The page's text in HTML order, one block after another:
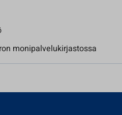
monipalvelukirjastossa